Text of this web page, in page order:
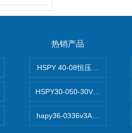
热销产品
HSPY 40-08恒压恒流恒功率
HSPY30-050-30V/-05A可调
hapy36-0336v3A高精度小型